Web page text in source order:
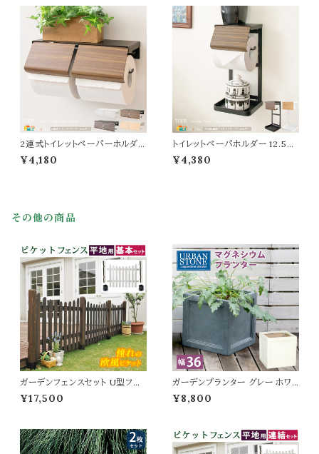
しゃれ モダン 引き出し収納 二
段収納棚 2段収納タンス 完成品
幅39.cm 奥行31cm 高さ48cm
収納棚 二段タンス
ス おすすめ おしゃれ 北欧 モダ
ン タオル収納 洗剤収納 可動棚
洗濯カゴ付き 幅35cm 奥行41.
8cm 高さ160cm 収納
2連式トイレットペーパーホルダー
25cm幅 ナチュラル ブラウン ホ
ワイト グレー トイレットペーパー
連ホルダー トイレ収納 ツイン 2
¥4,180
トイレットペーパホルダー 12.5c
m幅 ブラウン ナチュラル 縦置き
ストック 縦置き型 縦型 おすすめ
¥4,380
その他の商品
ガーデンフェンスセット U型フェ
ンス1枚 平地用金具2個 フェンス
セット 120cm幅 ホワイト ダーク
形フェンス おすすめ おしゃれ 北
欧 庭のフェンス 平地用金具セッ
¥17,500
ガーデンプランター グレー ホワイ
ト 灰色 白 プランター 植木鉢 鉢
植え 幅36cm 奥行36cm 高さ3
ーデニング 庭 エントランス 玄関
テラス 庭園 菜園 花壇 観葉植物
¥8,800